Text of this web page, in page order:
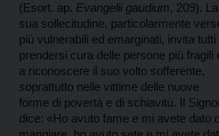
(Esort. ap. Evangelii gaudium, 209). La
sua sollecitudine, particolarmente
più vulnerabili ed emarginati, invita tutti
prendersi cura delle persone più fragili
a riconoscere il suo volto sofferente,
soprattutto nelle vittime delle nuove
forme di povertà e di schiavitù. Il
dice: «Ho avuto fame e mi avete dato